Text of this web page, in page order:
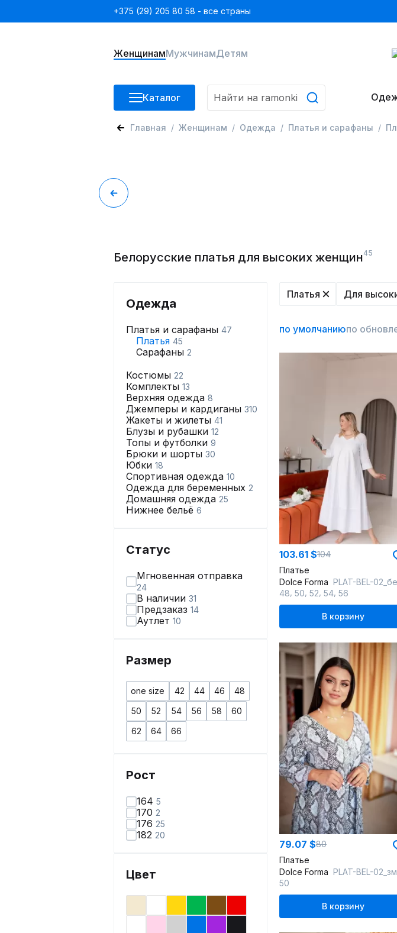
+375 (29) 205 80 58 - все страны
ЖенщинамМужчинамДетям
Каталог
Главная Женщинам Одежда Платья и сарафаны
Белорусские платья для высоких женщин45
Одежда
Платья и сарафаны 47
Платья 45
Сарафаны 2
Костюмы 22
Комплекты 13
Верхняя одежда 8
Джемперы и кардиганы 310
Жакеты и жилеты 41
Блузы и рубашки 12
Топы и футболки 9
Брюки и шорты 30
Юбки 18
Спортивная одежда 10
Одежда для беременных 2
Домашняя одежда 25
Нижнее бельё 6
Статус
Мгновенная отправка
24
В наличии 31
Предзаказ 14
Аутлет 10
Размер
one size 42 44 46
48
50
52 54 56 58
60
62
64 66
Рост
164 5
170 2
176 25
182 20
Цвет
Платья Для
по умолчаниюпо
103.61 $104
Платье
Dolce Forma PLAT-BEL-02_белый
48 50 52 54 56
В корзину
79.07 $80
Платье
Dolce Forma PLAT-BEL-
50
В корзину